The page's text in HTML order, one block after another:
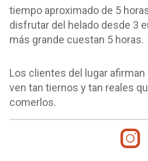
tiempo aproximado de 5
disfrutar del helado desde 3
más grande cuestan 5 horas.
Los clientes del lugar
ven tan tiernos y tan reales
comerlos.